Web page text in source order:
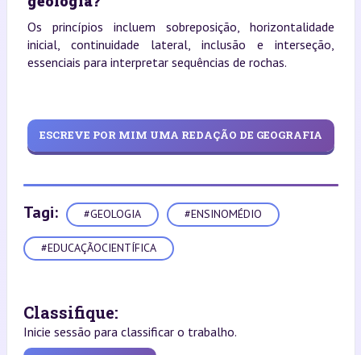
Os princípios incluem sobreposição, horizontalidade
inicial, continuidade lateral, inclusão e interseção,
essenciais para interpretar sequências de rochas.
ESCREVE POR MIM UMA REDAÇÃO DE GEOGRAFIA
Tagi: #GEOLOGIA #ENSINOMÉDIO
#EDUCAÇÃOCIENTÍFICA
Classifique:
Inicie sessão para classificar o trabalho.